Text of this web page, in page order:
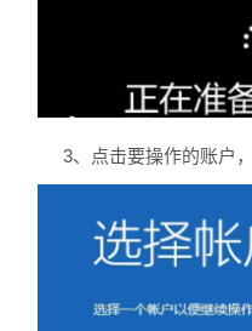
3、点击要操作的账户